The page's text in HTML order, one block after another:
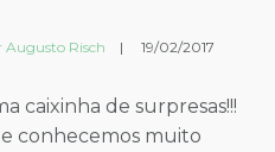
Augusto Risch |
19/02/2017
caixinha de surpresas!!!
conhecemos muito